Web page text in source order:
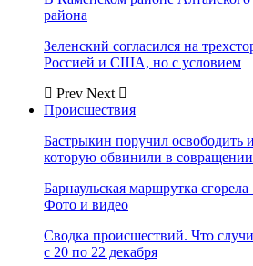
района
Зеленский согласился на
Россией и США, но с условием
Prev Next
Происшествия
Бастрыкин поручил освободить
которую обвинили в
Барнаульская маршрутка
Фото и видео
Сводка происшествий. Что
с 20 по 22 декабря